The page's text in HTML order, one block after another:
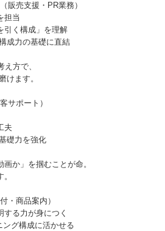
販売支援・PR業務）
担当
引く構成」を理解
成力の基礎に直結
方で、
けます。
サポート）
夫
礎力を強化
か」を掴むことが命。
・商品案内）
する力が身につく
グ構成に活かせる